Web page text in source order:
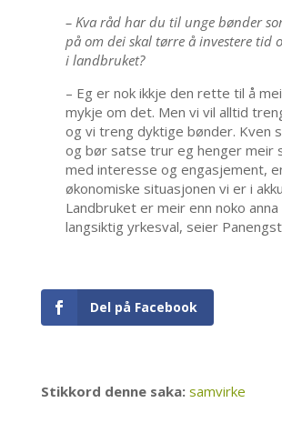
– Kva råd har du til unge bønder
på om dei skal tørre å investere tid
i landbruket?
– Eg er nok ikkje den rette til å
mykje om det. Men vi vil alltid
og vi treng dyktige bønder. Kven
og bør satse trur eg henger meir
med interesse og engasjement,
økonomiske situasjonen vi er i
Landbruket er meir enn noko
langsiktig yrkesval, seier
Del på Facebook
Stikkord denne saka: samvirke